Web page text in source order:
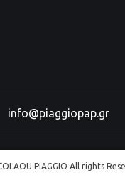
info@piaggiopap.gr
PIAGGIO All rights